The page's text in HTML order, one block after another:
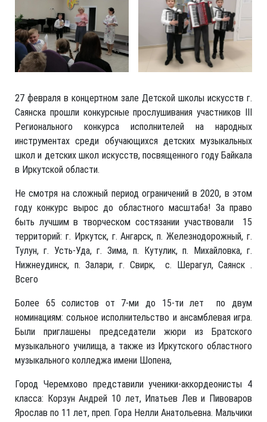
27 февраля в концертном зале Детской школы искусств г.
Саянска прошли конкурсные прослушивания участников III
Регионального конкурса исполнителей на народных
инструментах среди обучающихся детских музыкальных
школ и детских школ искусств, посвященного году Байкала
в Иркутской области.
Не смотря на сложный период ограничений в 2020, в этом
году конкурс вырос до областного масштаба! За право
быть лучшим в творческом состязании участвовали 15
территорий: г. Иркутск, г. Ангарск, п. Железнодорожный, г.
Тулун, г. Усть-Уда, г. Зима, п. Кутулик, п. Михайловка, г.
Нижнеудинск, п. Залари, г. Свирк, с. Шерагул, Саянск .
Всего
Более 65 солистов от 7-ми до 15-ти лет по двум
номинациям: сольное исполнительство и ансамблевая игра.
Были приглашены председатели жюри из Братского
музыкального училища, а также из Иркутского областного
музыкального колледжа имени Шопена,
Город Черемхово представили ученики-аккордеонисты 4
класса: Корзун Андрей 10 лет, Ипатьев Лев и Пивоваров
Ярослав по 11 лет, преп. Гора Нелли Анатольевна. Мальчики